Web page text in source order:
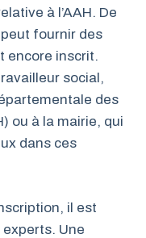
à l’AAH. De
fournir des
encore inscrit.
social,
des
ou à la mairie, qui
dans ces
il est
Une